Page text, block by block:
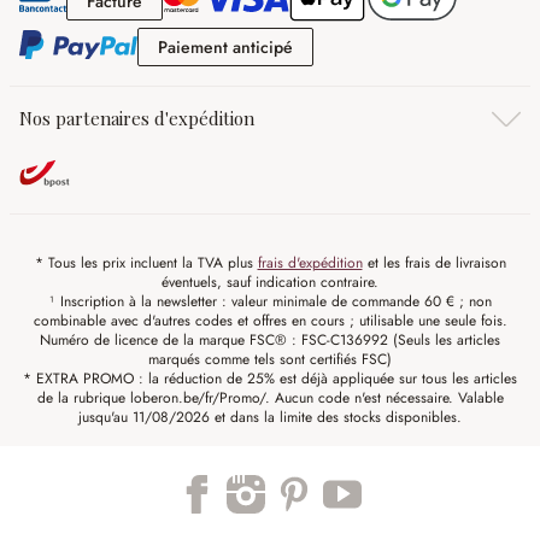
Paiement anticipé
Nos partenaires d'expédition
* Tous les prix incluent la TVA plus frais d'expéditionet les frais de livraison
éventuels, sauf indication contraire.
¹ Inscription à la newsletter : valeur minimale de commande 60 € ; non
combinable avec d'autres codes et offres en cours ; utilisable une seule fois.
Numéro de licence de la marque FSC® : FSC-C136992 (Seuls les articles
marqués comme tels sont certifiés FSC)
* EXTRA PROMO : la réduction de 25% est déjà appliquée sur tous les articles
de la rubrique loberon.be/fr/Promo/. Aucun code n'est nécessaire. Valable
jusqu'au 11/08/2026 et dans la limite des stocks disponibles.